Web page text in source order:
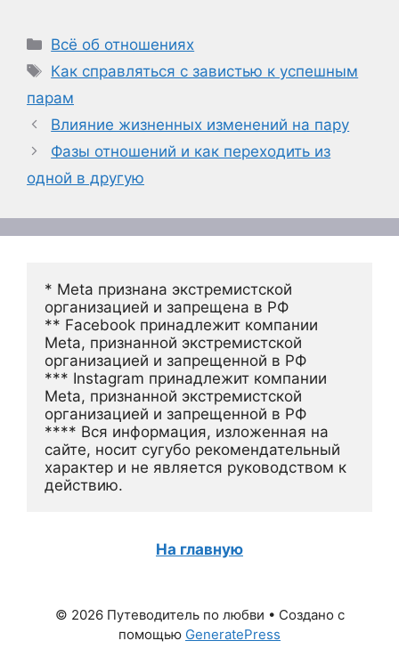
Рубрики
Всё об отношениях
Метки
Как справляться с завистью к успешным
парам
Влияние жизненных изменений на пару
Фазы отношений и как переходить из
одной в другую
* Meta признана экстремистской
организацией и запрещена в РФ
** Facebook принадлежит компании
Meta, признанной экстремистской
организацией и запрещенной в РФ
*** Instagram принадлежит компании
Meta, признанной экстремистской
организацией и запрещенной в РФ
**** Вся информация, изложенная на
сайте, носит сугубо рекомендательный
характер и не является руководством к
действию.
На главную
© 2026 Путеводитель по любви • Создано с
помощью GeneratePress